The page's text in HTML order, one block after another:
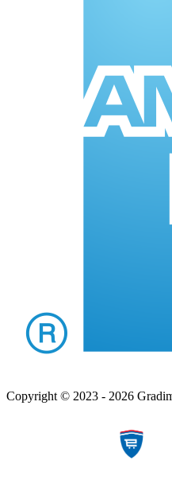
Copyright © 2023 - 2026